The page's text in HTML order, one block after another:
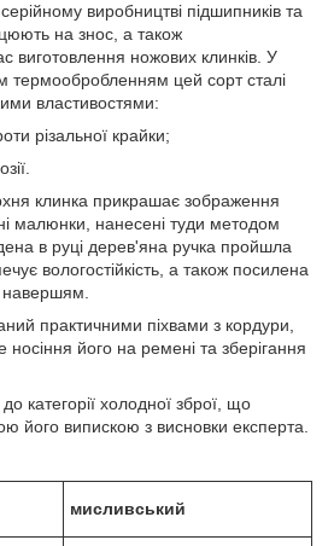
виробництві підшипників та
на знос, а також
виготовлення ножових клинків. У
термообробленням цей сорт сталі
властивостями:
різальної крайки;
клинка прикрашає зображення
малюнки, нанесені туди методом
в руці дерев'яна ручка пройшла
вологостійкість, а також посилена
навершям.
практичними піхвами з кордури,
носіння його на ремені та зберігання
категорії холодної зброї, що
його випискою з висновки експерта.
мисливський